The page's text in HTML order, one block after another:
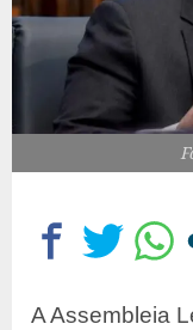
A Assembleia